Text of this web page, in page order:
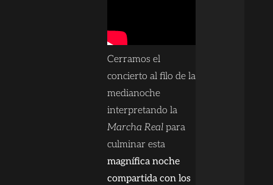
Cerramos el
concierto al filo de la
medianoche
interpretando la
Marcha Real para
culminar esta
magnífica noche
compartida con los